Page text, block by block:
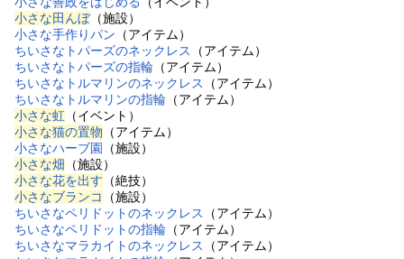
小さな田んぼ（施設）
小さな手作りパン （アイテム）
ちいさなトパーズのネックレス
（アイテム）
ちいさなトパーズの指輪 （アイテム）
ちいさなトルマリンのネックレス
（アイテム）
ちいさなトルマリンの指輪 （アイテム）
小さな虹 （イベント）
小さな猫の置物 （アイテム）
小さなハーブ園
（施設）
小さな畑 （施設）
小さな花を出す （絶技）
小さなブランコ
（施設）
ちいさなペリドットのネックレス
（アイテム）
ちいさなペリドットの指輪 （アイテム）
ちいさなマラカイトのネックレス
（アイテム）